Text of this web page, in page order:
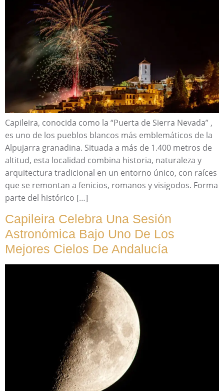
Capileira, conocida como la “Puerta de Sierra Nevada” ,
es uno de los pueblos blancos más emblemáticos de la
Alpujarra granadina. Situada a más de 1.400 metros de
altitud, esta localidad combina historia, naturaleza y
arquitectura tradicional en un entorno único, con raíces
que se remontan a fenicios, romanos y visigodos. Forma
parte del histórico […]
Capileira Celebra Una Sesión
Astronómica Bajo Uno De Los
Mejores Cielos De Andalucía